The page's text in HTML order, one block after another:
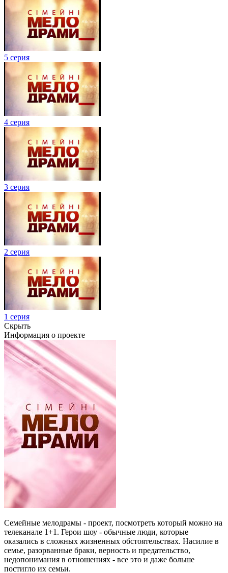
5 серия
4 серия
3 серия
2 серия
1 серия
Скрыть
Информация о проекте
Семейные мелодрамы - проект, посмотреть который можно на
телеканале 1+1. Герои шоу - обычные люди, которые
оказались в сложных жизненных обстоятельствах. Насилие в
семье, разорванные браки, верность и предательство,
недопонимания в отношениях - все это и даже больше
постигло их семьи.